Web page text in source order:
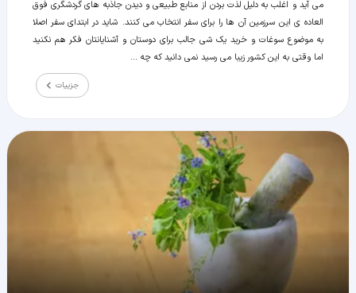
می آید و اغلب به دلیل لذت بردن از منابع طبیعی و دیدن جاذبه های گردشگری فوق
العاده ی این سرزمین آن ها را برای سفر انتخاب می کنند. شاید در ابتدای سفر اصلا
به موضوع سوغات و خرید یک شی جالب برای دوستان و آشنایانتان فکر هم نکنید
اما وقتی به این کشور زیبا می رسید نمی دانید که چه ...
جزییات